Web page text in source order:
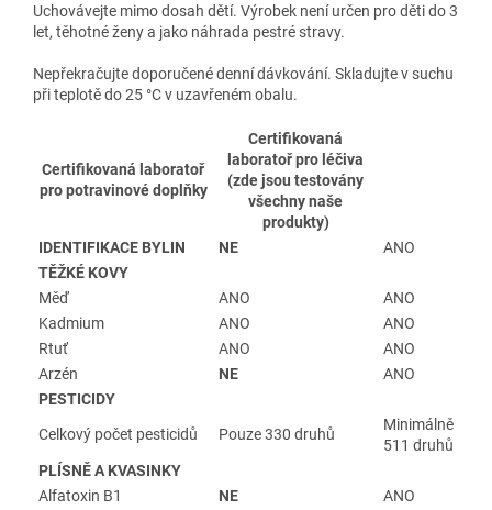
Uchovávejte mimo dosah dětí. Výrobek není určen pro děti do 3
let, těhotné ženy a jako náhrada pestré stravy.
Nepřekračujte doporučené denní dávkování. Skladujte v suchu
při teplotě do 25 °C v uzavřeném obalu.
Certifikovaná laboratoř
pro potravinové doplňky
Certifikovaná
laboratoř pro léčiva
(zde jsou testovány
všechny naše
produkty)
IDENTIFIKACE BYLIN
NE
ANO
TĚŽKÉ KOVY
Měď
ANO
ANO
Kadmium
ANO
ANO
Rtuť
ANO
ANO
Arzén
NE
ANO
PESTICIDY
Celkový počet pesticidů
Pouze 330 druhů
Minimálně
511 druhů
PLÍSNĚ A KVASINKY
Alfatoxin B1
NE
ANO